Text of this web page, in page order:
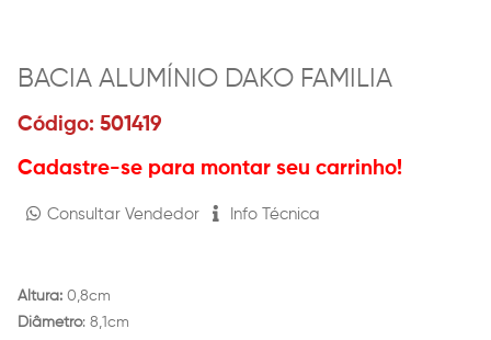
BACIA ALUMÍNIO DAKO FAMILIA
Código: 501419
Cadastre-se para montar seu carrinho!
Consultar Vendedor Info Técnica
Altura: 0,8cm
Diâmetro: 8,1cm